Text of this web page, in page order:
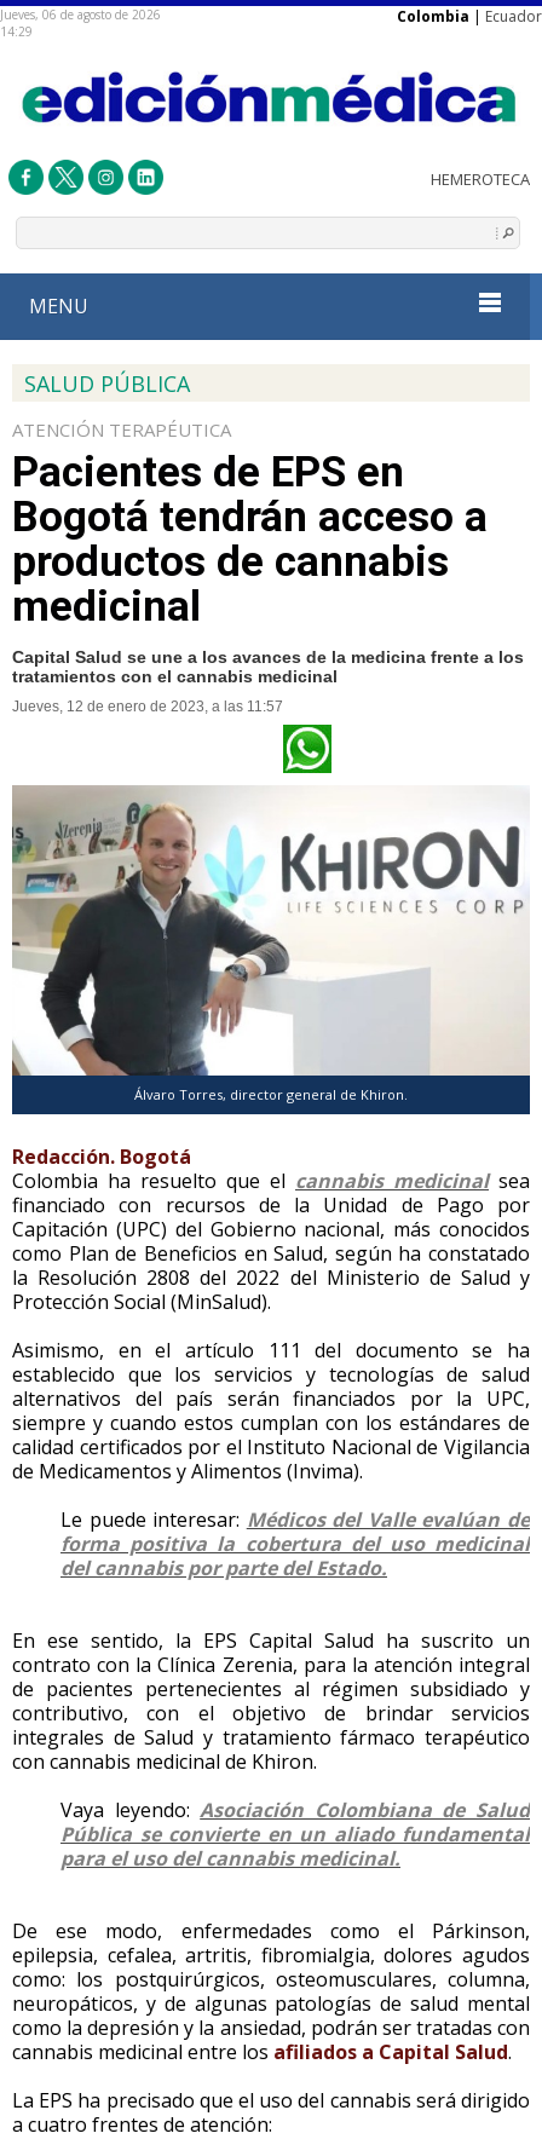
Jueves, 06 de agosto de 2026
14:29
Colombia | Ecuador
MENU
SALUD PÚBLICA
ATENCIÓN TERAPÉUTICA
Pacientes de EPS en
Bogotá tendrán acceso a
productos de cannabis
medicinal
Capital Salud se une a los avances de la medicina frente a los
tratamientos con el cannabis medicinal
Jueves, 12 de enero de 2023, a las 11:57
Álvaro Torres, director general de Khiron.
Redacción. Bogotá
Colombia ha resuelto que el cannabis medicinalsea
financiado con recursos de la Unidad de Pago por
Capitación (UPC) del Gobierno nacional, más conocidos
como Plan de Beneficios en Salud, según ha constatado
la Resolución 2808 del 2022 del Ministerio de Salud y
Protección Social (MinSalud).
Asimismo, en el artículo 111 del documento se ha
establecido que los servicios y tecnologías de salud
alternativos del país serán financiados por la UPC,
siempre y cuando estos cumplan con los estándares de
calidad certificados por el Instituto Nacional de Vigilancia
de Medicamentos y Alimentos (Invima).
Le puede interesar: Médicos del Valle evalúan de
forma positiva la cobertura del uso medicinal
del cannabis por parte del Estado.
En ese sentido, la EPS Capital Salud ha suscrito un
contrato con la Clínica Zerenia, para la atención integral
de pacientes pertenecientes al régimen subsidiado y
contributivo, con el objetivo de brindar servicios
integrales de Salud y tratamiento fármaco terapéutico
con cannabis medicinal de Khiron.
Vaya leyendo:Asociación Colombiana de Salud
Pública se convierte en un aliado fundamental
para el uso del cannabis medicinal.
De ese modo, enfermedades como el Párkinson,
epilepsia, cefalea, artritis, fibromialgia, dolores agudos
como: los postquirúrgicos, osteomusculares, columna,
neuropáticos, y de algunas patologías de salud mental
como la depresión y la ansiedad, podrán ser tratadas con
cannabis medicinal entre los afiliados a Capital Salud.
La EPS ha precisado que el uso del cannabis será dirigido
a cuatro frentes de atención: